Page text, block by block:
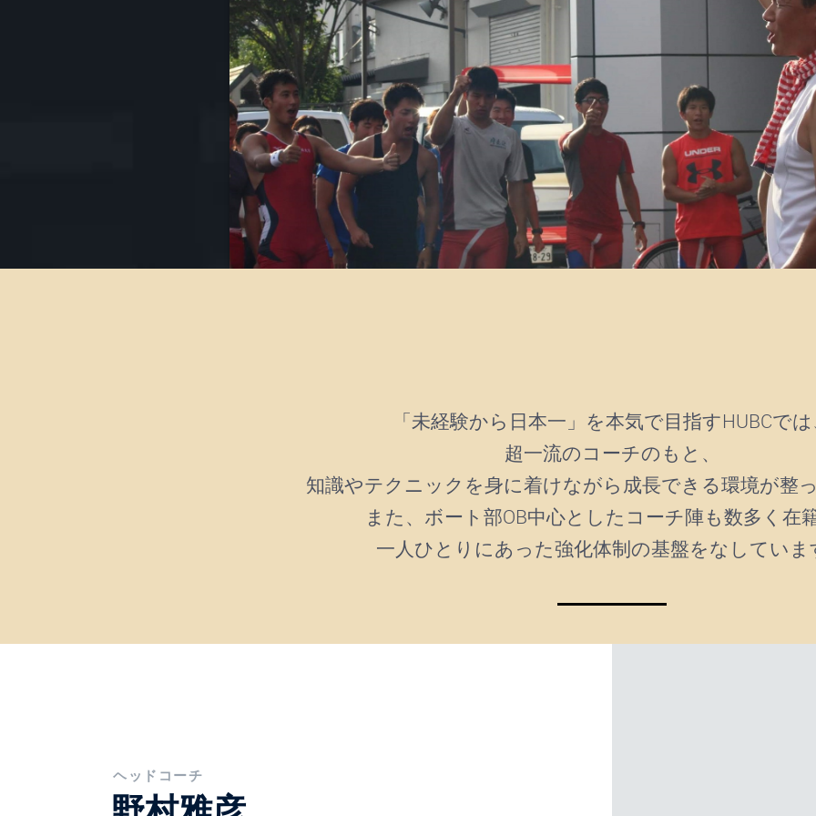
「未経験から日本一」を本気で目指すHUBCでは
超一流のコーチのもと、
知識やテクニックを身に着けながら成長できる環境が整っ
また、ボート部OB中心としたコーチ陣も数多く在籍
一人ひとりにあった強化体制の基盤をなしていま
ヘッドコーチ